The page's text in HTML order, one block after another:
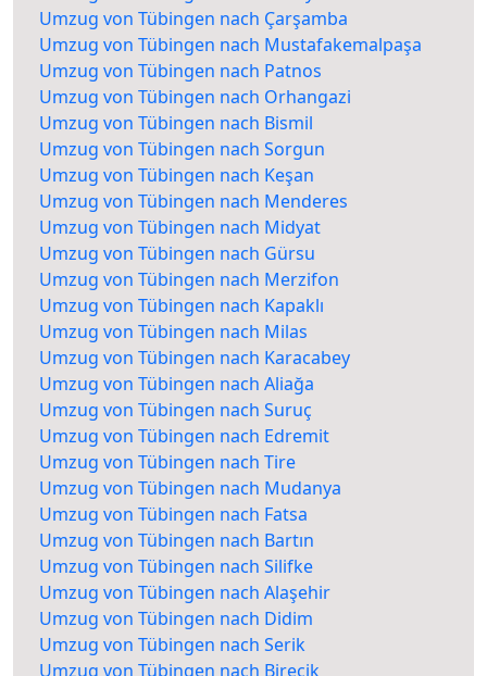
Umzug von Tübingen nach Çarşamba
Umzug von Tübingen nach Mustafakemalpaşa
Umzug von Tübingen nach Patnos
Umzug von Tübingen nach Orhangazi
Umzug von Tübingen nach Bismil
Umzug von Tübingen nach Sorgun
Umzug von Tübingen nach Keşan
Umzug von Tübingen nach Menderes
Umzug von Tübingen nach Midyat
Umzug von Tübingen nach Gürsu
Umzug von Tübingen nach Merzifon
Umzug von Tübingen nach Kapaklı
Umzug von Tübingen nach Milas
Umzug von Tübingen nach Karacabey
Umzug von Tübingen nach Aliağa
Umzug von Tübingen nach Suruç
Umzug von Tübingen nach Edremit
Umzug von Tübingen nach Tire
Umzug von Tübingen nach Mudanya
Umzug von Tübingen nach Fatsa
Umzug von Tübingen nach Bartın
Umzug von Tübingen nach Silifke
Umzug von Tübingen nach Alaşehir
Umzug von Tübingen nach Didim
Umzug von Tübingen nach Serik
Umzug von Tübingen nach Birecik